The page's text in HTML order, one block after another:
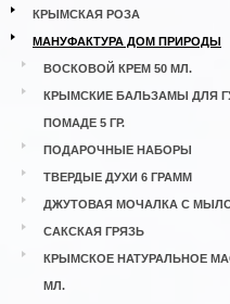
КРЫМСКАЯ РОЗА
МАНУФАКТУРА ДОМ ПРИРОДЫ
ВОСКОВОЙ КРЕМ 50 МЛ.
КРЫМСКИЕ БАЛЬЗАМЫ ДЛЯ
ПОМАДЕ 5 ГР.
ПОДАРОЧНЫЕ НАБОРЫ
ТВЕРДЫЕ ДУХИ 6 ГРАММ
ДЖУТОВАЯ МОЧАЛКА С
САКСКАЯ ГРЯЗЬ
КРЫМСКОЕ НАТУРАЛЬНОЕ
МЛ.